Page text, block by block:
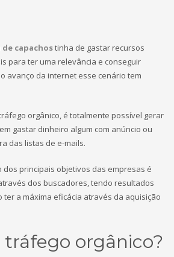
de capachostinha de gastar recursos
para ter uma relevância e conseguir
avanço da internet esse cenário tem
orgânico, é totalmente possível gerar
gastar dinheiro algum com anúncio ou
das listas de e-mails.
dos principais objetivos das empresas é
dos buscadores, tendo resultados
ter a máxima eficácia através da aquisição
tráfego orgânico?